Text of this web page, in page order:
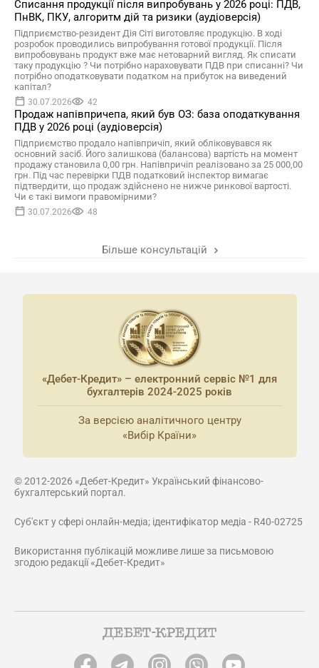
Списання продукції після випробувань у 2026 році: ПДВ,
ПнВК, ПКУ, алгоритм дій та ризики (аудіоверсія)
Підприємство-резидент Дія Сіті виготовляє продукцію. В ході
розробок проводились випробування готової продукції. Після
випробовувань продукт вже має нетоварний вигляд. Як списати
таку продукцію ? Чи потрібно нараховувати ПДВ при списанні? Чи
потрібно оподатковувати податком на прибуток на виведений
капітал?
30.07.2026 42
Продаж напівпричепа, який був ОЗ: база оподаткування
ПДВ у 2026 році (аудіоверсія)
Підприємство продало напівпричіп, який обліковувався як
основний засіб. Його залишкова (балансова) вартість на момент
продажу становила 0,00 грн. Напівпричіп реалізовано за 25 000,00
грн. Під час перевірки ПДВ податковий інспектор вимагає
підтвердити, що продаж здійснено не нижче ринкової вартості.
Чи є такі вимоги правомірними?
30.07.2026 48
Більше консультацій
«Дебет-Кредит» – електронний сервіс №1 для
бухгалтерів 2024-2025 років
За версією аналітичного центру
«Вибір Країни»
© 2012-2026 «Дебет-Кредит» Український фінансово-
бухгалтерський портал.
Суб'єкт у сфері онлайн-медіа; ідентифікатор медіа - R40-02725
Використання публікацій можливе лише за письмовою
згодою редакції «Дебет-Кредит»